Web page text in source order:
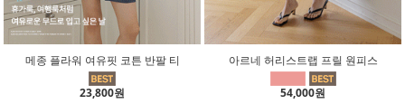
메종 플라워 여유핏 코튼 반팔 티
23,800원
아르네 허리스트랩 프릴 원피스
54,000원